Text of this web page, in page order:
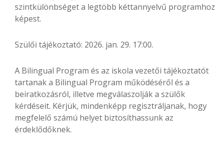
szintkülönbséget a legtöbb kéttannyelvű programhoz
képest.
Szülői tájékoztató: 2026. jan. 29. 17:00.
A Bilingual Program és az iskola vezetői tájékoztatót
tartanak a Bilingual Program működéséről és a
beiratkozásról, illetve megválaszolják a szülők
kérdéseit. Kérjük, mindenképp regisztráljanak, hogy
megfelelő számú helyet biztosíthassunk az
érdeklődőknek.